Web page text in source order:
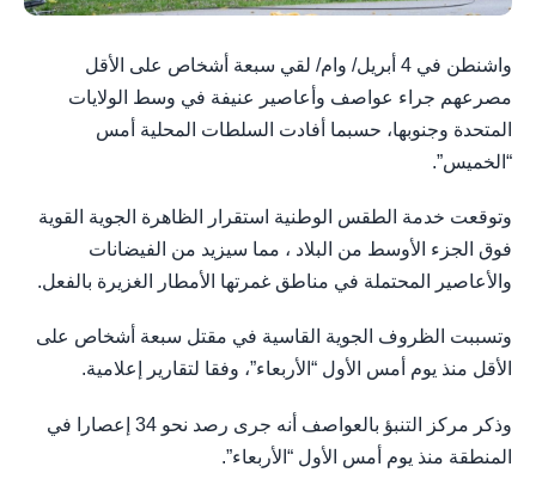
واشنطن في 4 أبريل/ وام/ لقي سبعة أشخاص على الأقل
مصرعهم جراء عواصف وأعاصير عنيفة في وسط الولايات
المتحدة وجنوبها، حسبما أفادت السلطات المحلية أمس
“الخميس”.
وتوقعت خدمة الطقس الوطنية استقرار الظاهرة الجوية القوية
فوق الجزء الأوسط من البلاد ، مما سيزيد من الفيضانات
والأعاصير المحتملة في مناطق غمرتها الأمطار الغزيرة بالفعل.
وتسببت الظروف الجوية القاسية في مقتل سبعة أشخاص على
الأقل منذ يوم أمس الأول “الأربعاء”، وفقا لتقارير إعلامية.
وذكر مركز التنبؤ بالعواصف أنه جرى رصد نحو 34 إعصارا في
المنطقة منذ يوم أمس الأول “الأربعاء”.